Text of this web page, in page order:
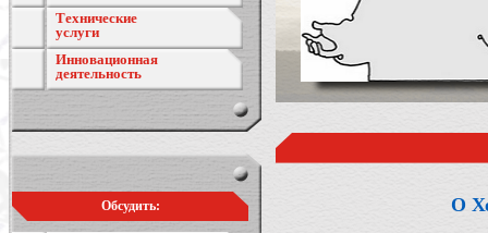
Технические
услуги
Инновационная
деятельность
Обсудить: О